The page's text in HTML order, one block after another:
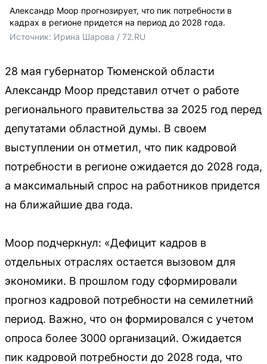
Александр Моор прогнозирует, что пик потребности в
кадрах в регионе придется на период до 2028 года.
Источник: Ирина Шарова / 72.RU
28 мая губернатор Тюменской области
Александр Моор представил отчет о работе
регионального правительства за 2025 год перед
депутатами областной думы. В своем
выступлении он отметил, что пик кадровой
потребности в регионе ожидается до 2028 года,
а максимальный спрос на работников придется
на ближайшие два года.
Моор подчеркнул: «Дефицит кадров в
отдельных отраслях остается вызовом для
экономики. В прошлом году сформировали
прогноз кадровой потребности на семилетний
период. Важно, что он формировался с учетом
опроса более 3000 организаций. Ожидается
пик кадровой потребности до 2028 года, что